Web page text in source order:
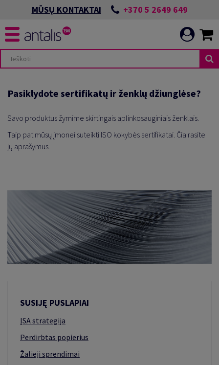
MŪSŲ KONTAKTAI +370 5 2649 649
POKYČIUS
STANDARTŲ
Pasiklydote sertifikatų ir ženklų džiunglėse?
Savo produktus žymime skirtingais aplinkosauginiais ženklais.
Taip pat mūsų įmonei suteikti ISO kokybės sertifikatai. Čia rasite
jų aprašymus.
SUSIJĘ PUSLAPIAI
ĮSA strategija
Perdirbtas popierius
Žalieji sprendimai